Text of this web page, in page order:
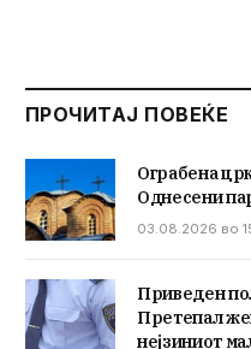
ПРОЧИТАЈ ПОВЕЌЕ
Ограбена
Однесени
03.08.2026 во
Приведен
Претепал
нејзиниот